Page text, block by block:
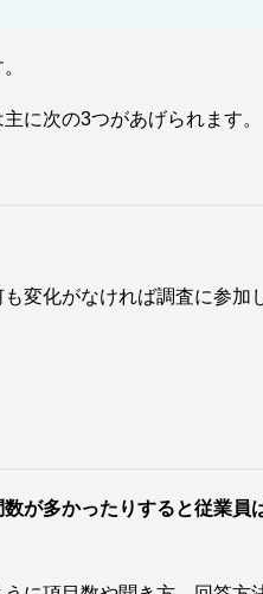
に次の3つがあげられます。
変化がなければ調査に参加
が多かったりすると従業員